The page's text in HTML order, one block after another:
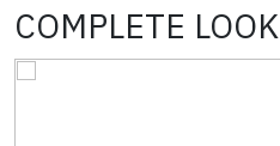
COMPLETE LOOK